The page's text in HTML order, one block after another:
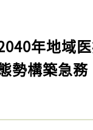
年地域
勢構築急務